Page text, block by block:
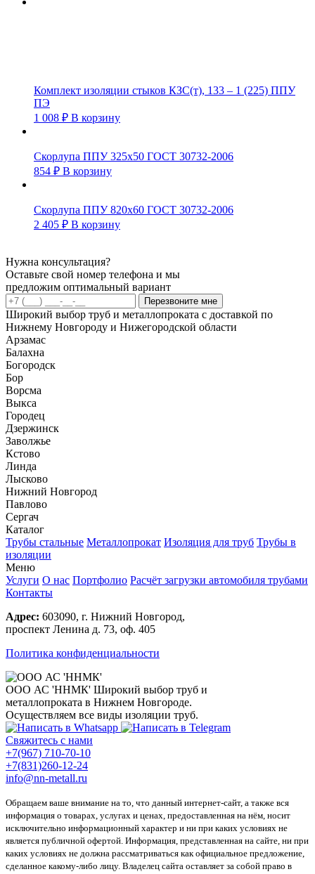
Комплект изоляции стыков КЗС(т), 133 – 1 (225) ППУ
ПЭ
1 008 ₽ В корзину
Скорлупа ППУ 325х50 ГОСТ 30732-2006
854 ₽ В корзину
Скорлупа ППУ 820х60 ГОСТ 30732-2006
2 405 ₽ В корзину
Нужна консультация?
Оставьте свой номер телефона и мы
предложим оптимальный вариант
Перезвоните мне
Широкий выбор труб и металлопроката с доставкой по
Нижнему Новгороду и Нижегородской области
Арзамас
Балахна
Богородск
Бор
Ворсма
Выкса
Городец
Дзержинск
Заволжье
Кстово
Линда
Лысково
Нижний Новгород
Павлово
Сергач
Каталог
Трубы стальные Металлопрокат Изоляция для труб Трубы в
изоляции
Меню
Услуги О нас Портфолио Расчёт загрузки автомобиля трубами
Контакты
Адрес: 603090, г. Нижний Новгород,
проспект Ленина д. 73, оф. 405
Политика конфиденциальности
ООО АС 'ННМК' Широкий выбор труб и
металлопроката в Нижнем Новгороде.
Осуществляем все виды изоляции труб.
Свяжитесь с нами
+7(967) 710-70-10
+7(831)260-12-24
info@nn-metall.ru
Обращаем ваше внимание на то, что данный интернет-сайт, а также вся
информация о товарах, услугах и ценах, предоставленная на нём, носит
исключительно информационный характер и ни при каких условиях не
является публичной офертой. Информация, представленная на сайте, ни при
каких условиях не должна рассматриваться как официальное предложение,
сделанное какому-либо лицу. Владелец сайта оставляет за собой право в